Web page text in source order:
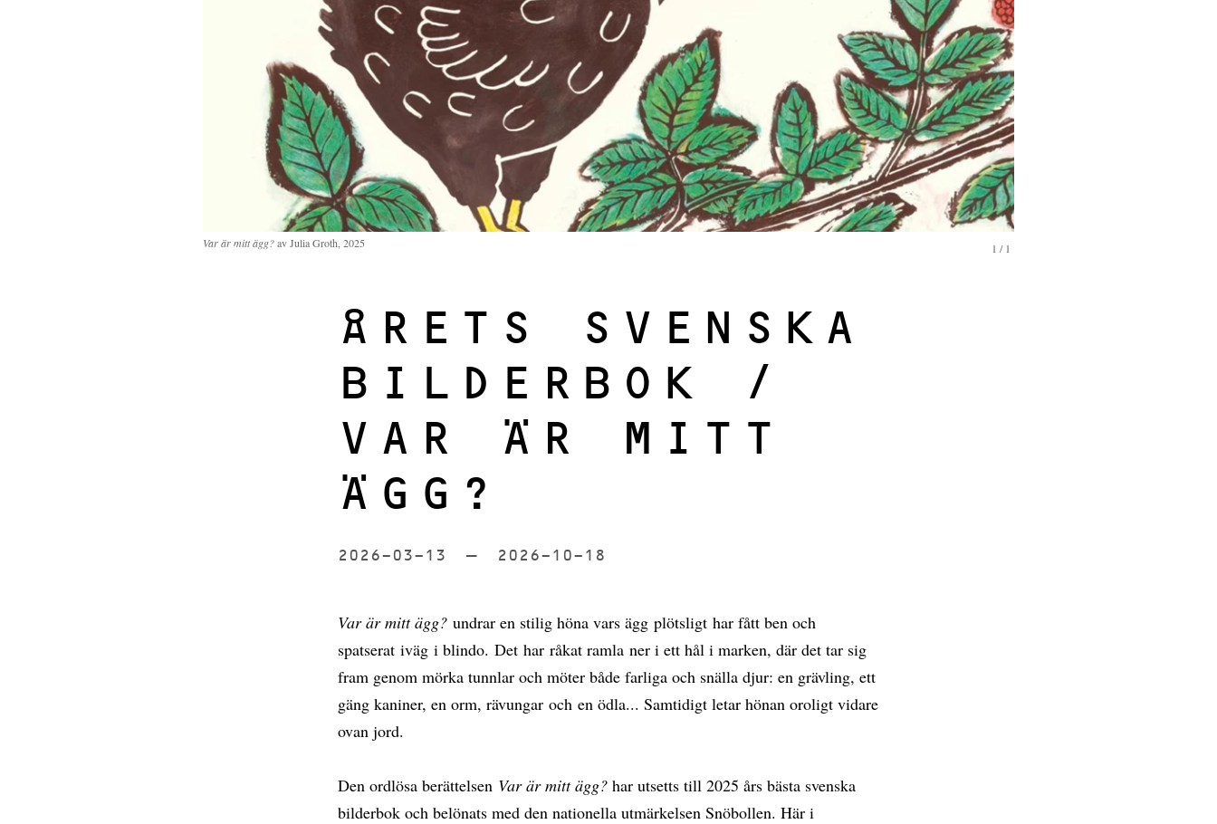
1 /1
Var är mitt ägg?av Julia Groth, 2025
ÅRETS SVENSKA
BILDERBOK /
VAR ÄR MITT
ÄGG?
2026-03-13 till2026-10-18
Var är mitt ägg? undrar en stilig höna vars ägg plötsligt har fått ben och
spatserat iväg i blindo. Det har råkat ramla ner i ett hål i marken, där det tar sig
fram genom mörka tunnlar och möter både farliga och snälla djur: en grävling, ett
gäng kaniner, en orm, rävungar och en ödla... Samtidigt letar hönan oroligt vidare
ovan jord.
Den ordlösa berättelsen Var är mitt ägg? har utsetts till 2025 års bästa svenska
bilderbok och belönats med den nationella utmärkelsen Snöbollen. Här i